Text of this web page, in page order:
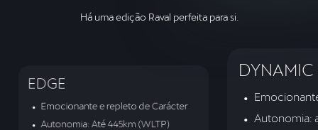
Há uma edição Raval perfeita para si.
EDGE
Emocionante e repleto de Carácter
Autonomia: Até 445km (WLTP)
DYNAMIC
Autonomia: